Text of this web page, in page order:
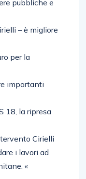
pubbliche e
– è migliore
per la
importanti
18, la ripresa
Cirielli
i lavori ad
«